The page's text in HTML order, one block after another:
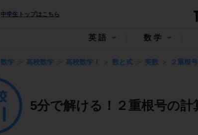
中学生トップはこちら
英語 数学
数学 高校数学 高校数学Ⅰ 数と式 実数 ２重根
5分で解ける！２重根号の計